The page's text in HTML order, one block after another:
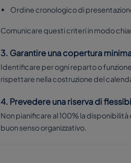
Ordine cronologico di
Comunicare questi criteri in modo
3. Garantire una copertura
Identificare per ogni reparto o
rispettare nella costruzione del
4. Prevedere una riserva di
Non pianificare al 100% la
buon senso organizzativo.